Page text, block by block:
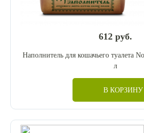
612 руб.
Наполнитель для кошачьего туалета
л
В КОРЗИНУ